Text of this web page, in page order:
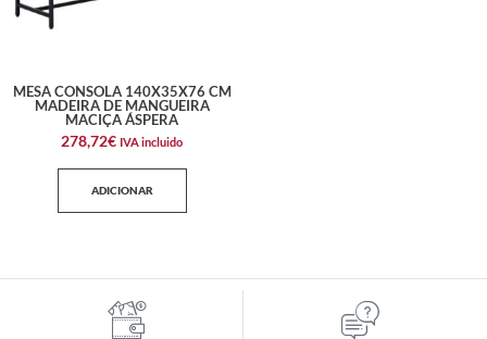
MESA CONSOLA 140X35X76 CM
MADEIRA DE MANGUEIRA
MACIÇA ÁSPERA
278,72€ IVA incluido
ADICIONAR